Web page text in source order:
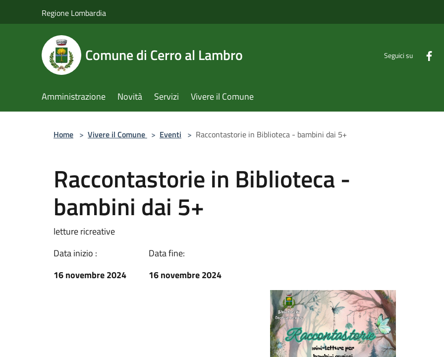
Regione Lombardia
Comune di Cerro al Lambro Seguici su
Amministrazione Novità Servizi Vivere il Comune
Home > Vivere il Comune > Eventi > Raccontastorie in Biblioteca - bambini dai 5+
Raccontastorie in Biblioteca -
bambini dai 5+
letture ricreative
Data inizio :
16 novembre 2024
Data fine:
16 novembre 2024